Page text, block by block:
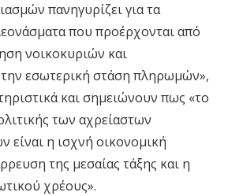
πανηγυρίζει για τα
που προέρχονται από
νοικοκυριών και
την εσωτερική στάση πληρωμών»,
και σημειώνουν πως «το
των αχρείαστων
είναι η ισχνή οικονομική
της μεσαίας τάξης και η
χρέους».